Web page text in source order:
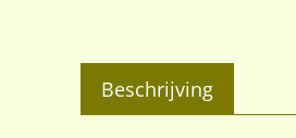
Beschrijving